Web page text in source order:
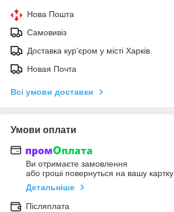
Нова Пошта
Самовивіз
Доставка кур'єром у місті Харків.
Новая Почта
Всі умови доставки
Умови оплати
Ви отримаєте замовлення
або гроші повернуться на вашу картку
Детальніше
Післяплата